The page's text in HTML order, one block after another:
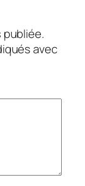
publiée.
avec